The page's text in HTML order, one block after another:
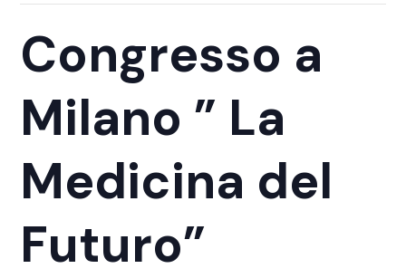
Congresso a
Milano ” La
Medicina del
Futuro”